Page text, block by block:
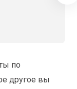
по
другое вы